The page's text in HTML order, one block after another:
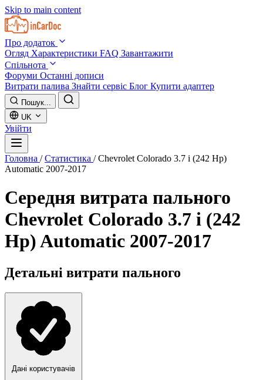
Skip to main content
Про додаток
Огляд Характеристики FAQ Завантажити
Спільнота
Форуми Останні дописи
Витрати палива Знайти сервіс Блог Купити адаптер
Пошук...
UK
Увійти
Головна / Статистика / Chevrolet Colorado 3.7 i (242 Hp)
Automatic 2007-2017
Середня витрата пального
Chevrolet Colorado 3.7 i (242
Hp) Automatic 2007-2017
Детальні витрати пального
Дані користувачів